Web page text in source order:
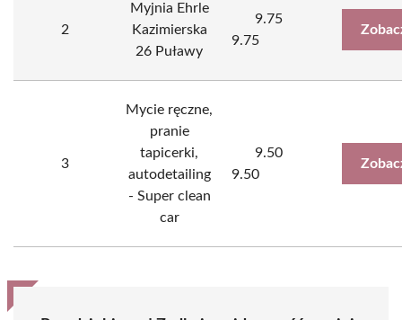
2
Myjnia Ehrle
Kazimierska
26 Puławy
9.75
9.75
3
Mycie ręczne,
pranie
tapicerki,
autodetailing
- Super clean
car
9.50
9.50